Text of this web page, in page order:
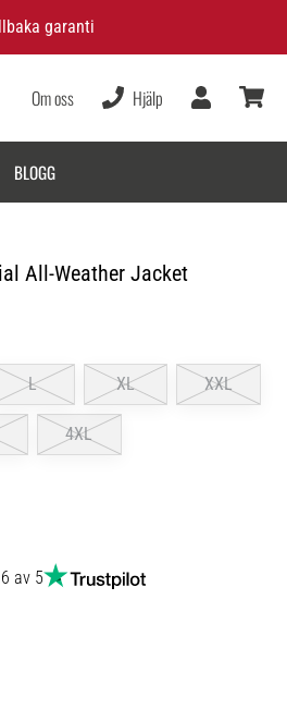
garanti
Om oss Hjälp
BLOGG
All-Weather Jacket
L XL XXL
4XL
av 5